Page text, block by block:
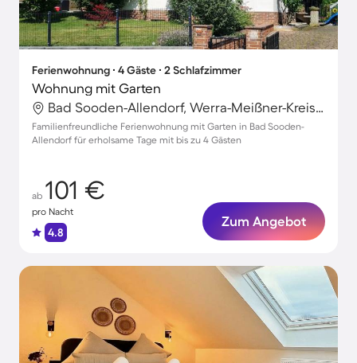
Ferienwohnung ∙ 4 Gäste ∙ 2 Schlafzimmer
Wohnung mit Garten
Bad Sooden-Allendorf, Werra-Meißner-Kreis, Deutschland
Familienfreundliche Ferienwohnung mit Garten in Bad Sooden-
Allendorf für erholsame Tage mit bis zu 4 Gästen
ab 101 €
pro Nacht
4.8
Zum Angebot